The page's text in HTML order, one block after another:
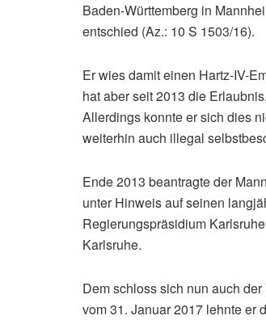
Baden-Württemberg in
entschied (Az.: 10 S 1503/16).
Er wies damit einen Hartz-IV-
hat aber seit 2013 die
Allerdings konnte er sich dies
weiterhin auch illegal
Ende 2013 beantragte der
unter Hinweis auf seinen
Regierungspräsidium
Karlsruhe.
Dem schloss sich nun auch
vom 31. Januar 2017 lehnte er